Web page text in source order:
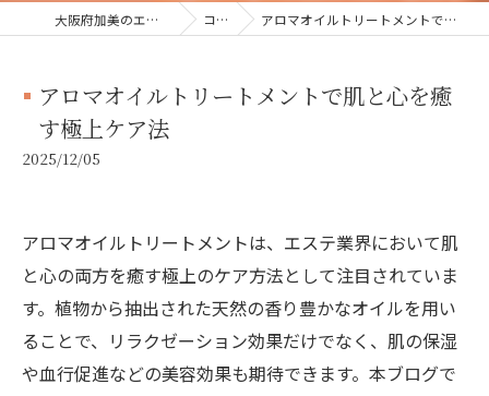
大阪府加美のエステならLUANA コラム アロマオイルトリートメントで肌と心を癒す極上ケア法
アロマオイルトリートメントで肌と心を癒
す極上ケア法
2025/12/05
アロマオイルトリートメントは、エステ業界において肌
と心の両方を癒す極上のケア方法として注目されていま
す。植物から抽出された天然の香り豊かなオイルを用い
ることで、リラクゼーション効果だけでなく、肌の保湿
や血行促進などの美容効果も期待できます。本ブログで